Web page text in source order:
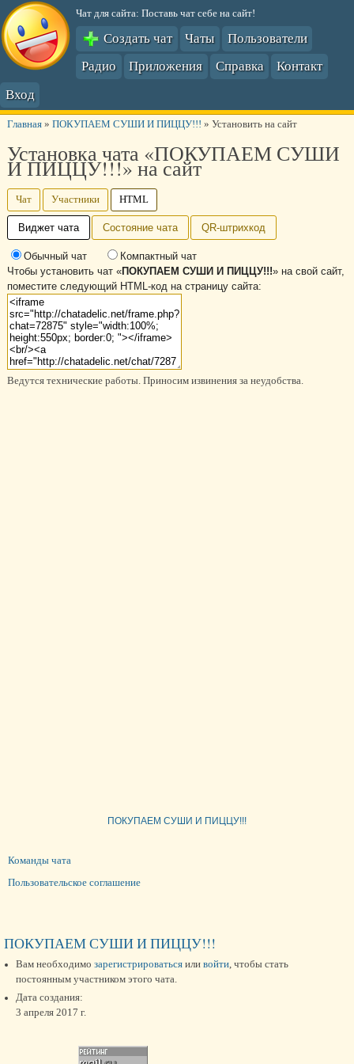
Чат для сайта: Поставь чат себе на сайт!
Создать чат Чаты
Пользователи
Радио
Приложения Справка
Контакт
Вход
Главная» ПОКУПАЕМ СУШИ И ПИЦЦУ!!! » Установить на сайт
Установка чата «ПОКУПАЕМ СУШИ
И ПИЦЦУ!!!» на сайт
Чат Участники HTML
Виджет чата Состояние чата QR-штрихкод
Обычный чат
Компактный чат
Чтобы установить чат «ПОКУПАЕМ СУШИ И ПИЦЦУ!!!» на свой сайт,
поместите следующий HTML-код на страницу сайта:
ПОКУПАЕМ СУШИ И ПИЦЦУ!!!
Команды чата
Пользовательское соглашение
ПОКУПАЕМ СУШИ И ПИЦЦУ!!!
Вам необходимо зарегистрироваться или войти, чтобы стать
постоянным участником этого чата.
Дата создания:
3 апреля 2017 г.